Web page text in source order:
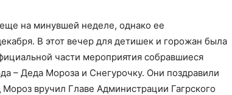
еще на минувшей неделе, однако ее
В этот вечер для детишек и горожан была
части мероприятия собравшиеся
– Деда Мороза и Снегурочку. Они поздравили
вручил Главе Администрации Гагрского